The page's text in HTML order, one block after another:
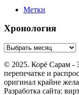
Метки
Хронология
© 2025. Корё Сарам -
перепечатке и
оригинал крайне
Разработка сайта: